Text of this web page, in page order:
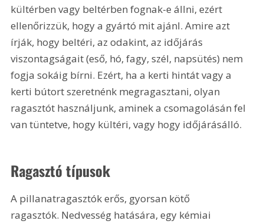
kültérben vagy beltérben fognak-e állni, ezért
ellenőrizzük, hogy a gyártó mit ajánl. Amire azt
írják, hogy beltéri, az odakint, az időjárás
viszontagságait (eső, hó, fagy, szél, napsütés) nem
fogja sokáig bírni. Ezért, ha a kerti hintát vagy a
kerti bútort szeretnénk megragasztani, olyan
ragasztót használjunk, aminek a csomagolásán fel
van tüntetve, hogy kültéri, vagy hogy időjárásálló.
Ragasztó típusok
A pillanatragasztók erős, gyorsan kötő
ragasztók. Nedvesség hatására, egy kémiai